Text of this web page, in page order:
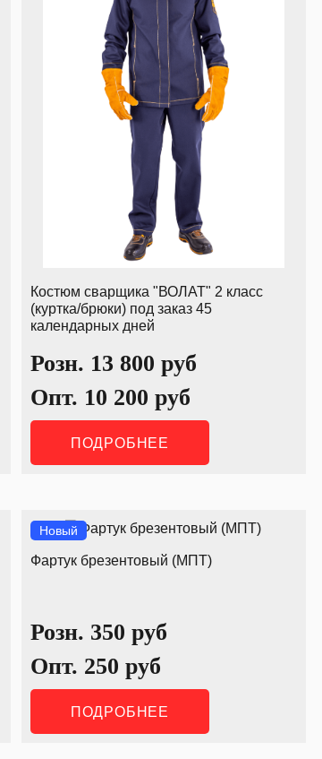
Костюм сварщика "ВОЛАТ" 2 класс
(куртка/брюки) под заказ 45
календарных дней
Розн. 13 800 руб
Опт. 10 200 руб
ПОДРОБНЕЕ
Новый
Фартук брезентовый (МПТ)
Розн. 350 руб
Опт. 250 руб
ПОДРОБНЕЕ